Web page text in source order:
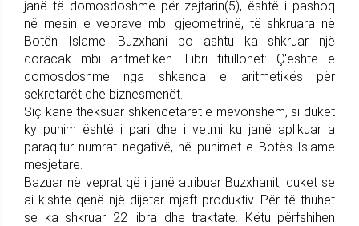
janë të domosdoshme për zejtarin(5), është i pashoq
në mesin e veprave mbi gjeometrinë, të shkruara në
Botën Islame. Buzxhani po ashtu ka shkruar një
doracak mbi aritmetikën. Libri titullohet: Ç'është e
domosdoshme nga shkenca e aritmetikës për
sekretarët dhe biznesmenët.
Siç kanë theksuar shkencëtarët e mëvonshëm, si duket
ky punim është i pari dhe i vetmi ku janë aplikuar a
paraqitur numrat negativë, në punimet e Botës Islame
mesjetare.
Bazuar në veprat që i janë atribuar Buzxhanit, duket se
ai kishte qenë një dijetar mjaft produktiv. Për të thuhet
se ka shkruar 22 libra dhe traktate. Këtu përfshihen